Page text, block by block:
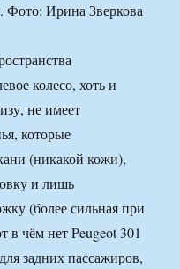
Фото: Ирина Зверкова
колесо, хоть и
не имеет
которые
(никакой кожи),
и лишь
(более сильная при
в чём нет Peugeot 301
задних пассажиров,